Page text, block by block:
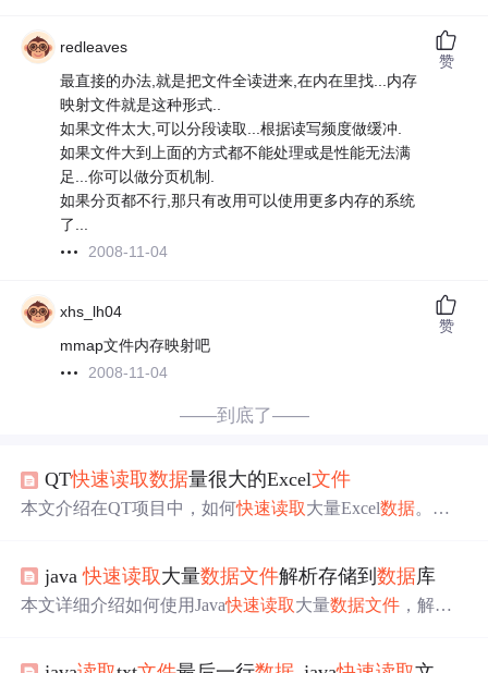
redleaves
最直接的办法,就是把文件全读进来,在内在里找...内存
映射文件就是这种形式..
如果文件太大,可以分段读取...根据读写频度做缓冲.
如果文件大到上面的方式都不能处理或是性能无法满
足...你可以做分页机制.
如果分页都不行,那只有改用可以使用更多内存的系统
了...
2008-11-04
赞
xhs_lh04
mmap文件内存映射吧
2008-11-04
赞
——到底了——
QT快速读取数据量很大的Excel文件
本文介绍在QT项目中，如何快速读取大量Excel数据。由
方法，包括读取整个sheet和读取指定范围，适用于不同需
求场景。注意，COM组件在子线程使用需手动初始化。
java快速读取大量数据文件解析存储到数据库
本文详细介绍如何使用Java快速读取大量数据文件 ，解析